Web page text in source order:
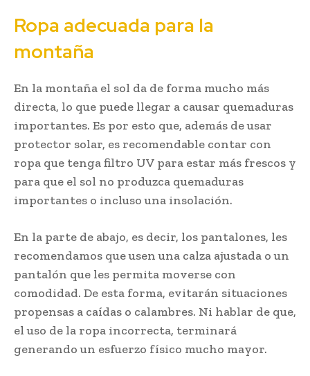
Ropa adecuada para la
montaña
En la montaña el sol da de forma mucho más
directa, lo que puede llegar a causar quemaduras
importantes. Es por esto que, además de usar
protector solar, es recomendable contar con
ropa que tenga filtro UV para estar más frescos y
para que el sol no produzca quemaduras
importantes o incluso una insolación.
En la parte de abajo, es decir, los pantalones, les
recomendamos que usen una calza ajustada o un
pantalón que les permita moverse con
comodidad. De esta forma, evitarán situaciones
propensas a caídas o calambres. Ni hablar de que,
el uso de la ropa incorrecta, terminará
generando un esfuerzo físico mucho mayor.